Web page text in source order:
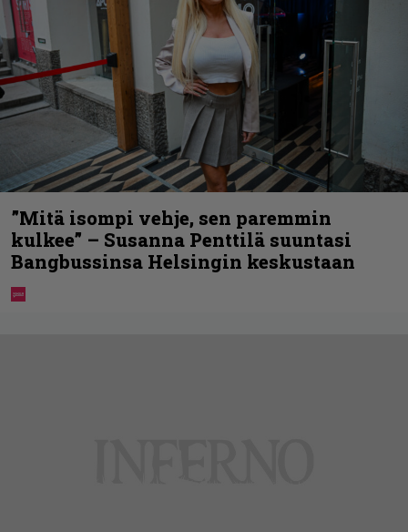
”Mitä isompi vehje, sen paremmin
kulkee” – Susanna Penttilä suuntasi
Bangbussinsa Helsingin keskustaan